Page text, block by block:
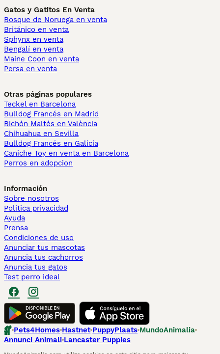
Gatos y Gatitos En Venta
Bosque de Noruega en venta
Británico en venta
Sphynx en venta
Bengalí en venta
Maine Coon en venta
Persa en venta
Otras páginas populares
Teckel en Barcelona
Bulldog Francés en Madrid
Bichón Maltés en València
Chihuahua en Sevilla
Bulldog Francés en Galicia
Caniche Toy en venta en Barcelona
Perros en adopcion
Información
Sobre nosotros
Politica privacidad
Ayuda
Prensa
Condiciones de uso
Anunciar tus mascotas
Anuncia tus cachorros
Anuncia tus gatos
Test perro ideal
Pets4Homes Hastnet PuppyPlaats MundoAnimalia
Annunci Animali Lancaster Puppies